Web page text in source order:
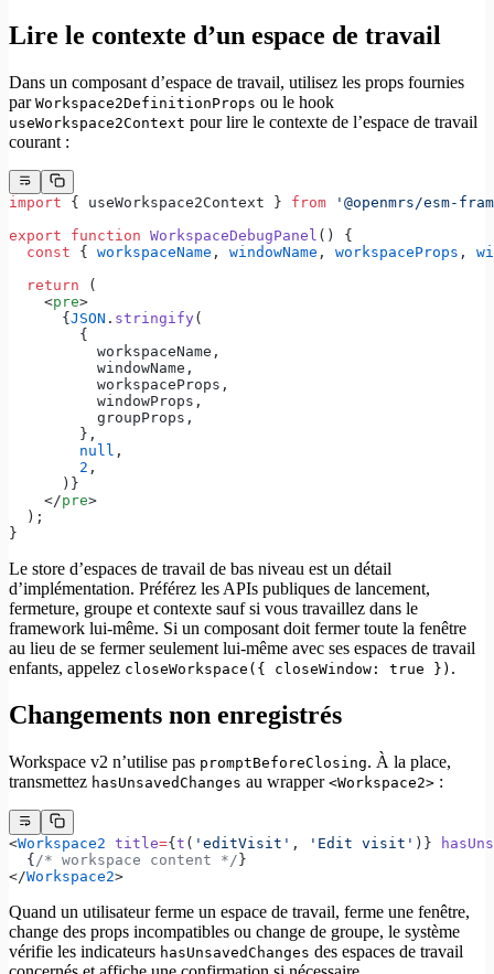
Lire le contexte d’un espace de travail
Dans un composant d’espace de travail, utilisez les props fournies
par Workspace2DefinitionProps ou le hook
useWorkspace2Context pour lire le contexte de l’espace de travail
courant :
import { useWorkspace2Context } from '@openmrs/esm-
export function WorkspaceDebugPanel () {
  const
{ workspaceName , windowName , workspaceProps ,
  return
(
    <
pre>
      {
JSON . stringify(
        {
          workspaceName,
          windowName,
          workspaceProps,
          windowProps,
          groupProps,
        },
        null
,
        2
,
      )}
    </
pre>
  );
}
Le store d’espaces de travail de bas niveau est un détail
d’implémentation. Préférez les APIs publiques de lancement,
fermeture, groupe et contexte sauf si vous travaillez dans le
framework lui-même. Si un composant doit fermer toute la fenêtre
au lieu de se fermer seulement lui-même avec ses espaces de travail
enfants, appelez closeWorkspace({ closeWindow: true }) .
Changements non enregistrés
Workspace v2 n’utilise pas promptBeforeClosing. À la place,
transmettez hasUnsavedChanges au wrapper <Workspace2> :
<Workspace2 title={t ( 'editVisit' , 'Edit visit' )}
  {
/* workspace content */}
</Workspace2>
Quand un utilisateur ferme un espace de travail, ferme une fenêtre,
change des props incompatibles ou change de groupe, le système
vérifie les indicateurs hasUnsavedChanges des espaces de travail